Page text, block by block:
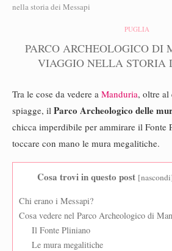
nella storia dei Messapi
PUGLIA
PARCO ARCHEOLOGICO DI
VIAGGIO NELLA STORIA
Tra le cose da vedere a Manduria, oltre al
spiagge, il Parco Archeologico delle
chicca imperdibile per ammirare il Fonte
toccare con mano le mura megalitiche.
Cosa trovi in questo post [nascondi
Chi erano i Messapi?
Cosa vedere nel Parco Archeologico di
Il Fonte Pliniano
Le mura megalitiche